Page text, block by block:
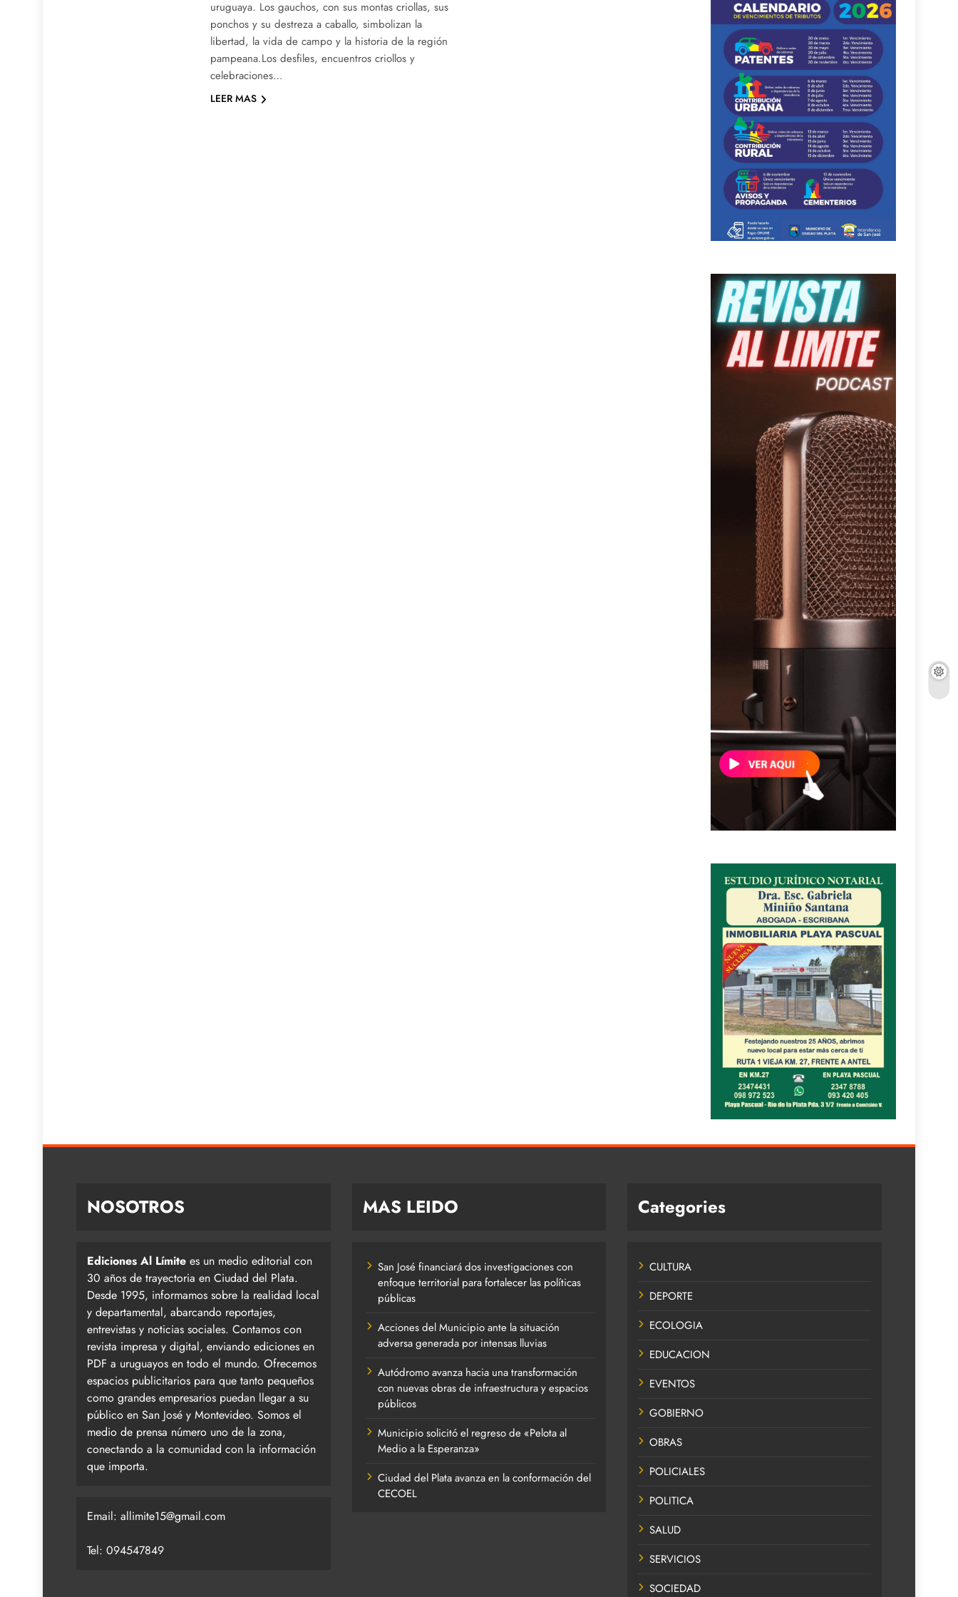
uruguaya. Los gauchos, con sus montas criollas, sus
ponchos y su destreza a caballo, simbolizan la
libertad, la vida de campo y la historia de la región
pampeana.Los desfiles, encuentros criollos y
celebraciones…
LEER MAS
NOSOTROS
Ediciones Al Límite es un medio editorial con
30 años de trayectoria en Ciudad del Plata.
Desde 1995, informamos sobre la realidad local
y departamental, abarcando reportajes,
entrevistas y noticias sociales. Contamos con
revista impresa y digital, enviando ediciones en
PDF a uruguayos en todo el mundo. Ofrecemos
espacios publicitarios para que tanto pequeños
como grandes empresarios puedan llegar a su
público en San José y Montevideo. Somos el
medio de prensa número uno de la zona,
conectando a la comunidad con la información
que importa.
Email: allimite15@gmail.com
Tel: 094547849
MAS LEIDO
San José financiará dos investigaciones con
enfoque territorial para fortalecer las políticas
públicas
Acciones del Municipio ante la situación
adversa generada por intensas lluvias
Autódromo avanza hacia una transformación
con nuevas obras de infraestructura y espacios
públicos
Municipio solicitó el regreso de «Pelota al
Medio a la Esperanza»
Ciudad del Plata avanza en la conformación del
CECOEL
Categories
CULTURA
DEPORTE
ECOLOGIA
EDUCACION
EVENTOS
GOBIERNO
OBRAS
POLICIALES
POLITICA
SALUD
SERVICIOS
SOCIEDAD